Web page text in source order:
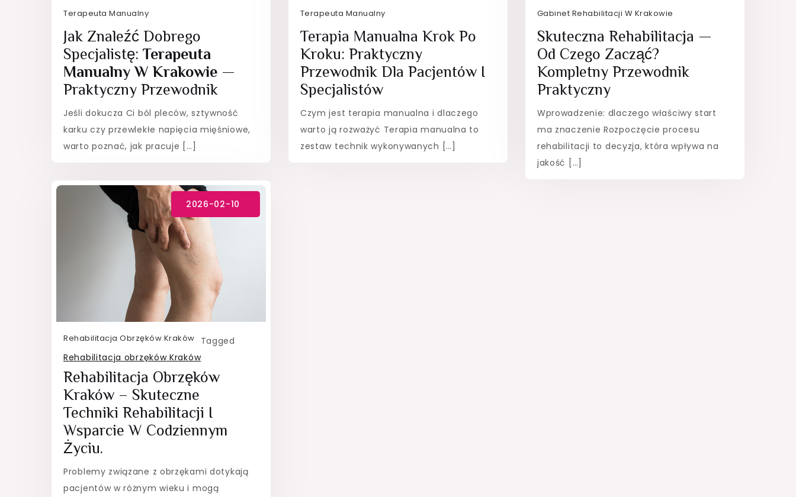
Terapeuta Manualny
Jak Znaleźć Dobrego
Specjalistę: Terapeuta
Manualny W Krakowie —
Praktyczny Przewodnik
Jeśli dokucza Ci ból pleców, sztywność
karku czy przewlekłe napięcia mięśniowe,
warto poznać, jak pracuje […]
Terapeuta Manualny
Terapia Manualna Krok Po
Kroku: Praktyczny
Przewodnik Dla Pacjentów I
Specjalistów
Czym jest terapia manualna i dlaczego
warto ją rozważyć Terapia manualna to
zestaw technik wykonywanych […]
Gabinet Rehabilitacji W Krakowie
Skuteczna Rehabilitacja —
Od Czego Zacząć?
Kompletny Przewodnik
Praktyczny
Wprowadzenie: dlaczego właściwy start
ma znaczenie Rozpoczęcie procesu
rehabilitacji to decyzja, która wpływa na
jakość […]
Rehabilitacja Obrzęków Kraków
Tagged
Rehabilitacja obrzęków Kraków
Rehabilitacja Obrzęków
Kraków – Skuteczne
Techniki Rehabilitacji I
Wsparcie W Codziennym
Życiu.
Problemy związane z obrzękami dotykają
pacjentów w różnym wieku i mogą